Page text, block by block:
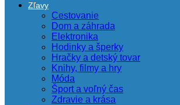
Zľavy
Cestovanie
Dom a záhrada
Elektronika
Hodinky a šperky
Hračky a detský tovar
Knihy, filmy a hry
Móda
Šport a voľný čas
Zdravie a krása